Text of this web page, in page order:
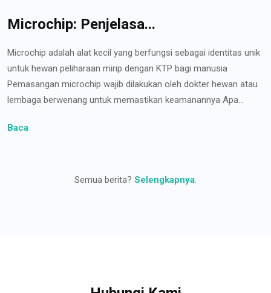
Microchip: Penjelasa...
Microchip adalah alat kecil yang berfungsi sebagai identitas unik
untuk hewan peliharaan mirip dengan KTP bagi manusia
Pemasangan microchip wajib dilakukan oleh dokter hewan atau
lembaga berwenang untuk memastikan keamanannya Apa...
Baca
Semua berita? Selengkapnya.